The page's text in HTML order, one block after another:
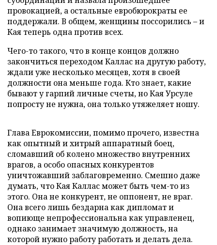
провокацией, а остальные евробюрократы ее
поддержали. В общем, женщины поссорились – и
Кая теперь одна против всех.
Чего-то такого, что в конце концов должно
закончиться переходом Каллас на другую работу,
ждали уже несколько месяцев, хотя в своей
должности она меньше года. Кто знает, какие
бывают у гарпий личные счеты, но Кая Урсуле
попросту не нужна, она только утяжеляет ношу.
Глава Еврокомиссии, помимо прочего, известна
как опытный и хитрый аппаратный боец,
сломавший об колено множество внутренних
врагов, а особо опасных конкурентов
уничтожавший заблаговременно. Смешно даже
думать, что Кая Каллас может быть чем-то из
этого. Она не конкурент, не оппонент, не враг.
Она всего лишь бездарна как дипломат и
вопиюще непрофессиональна как управленец,
однако занимает значимую должность, на
которой нужно работу работать и делать дела.